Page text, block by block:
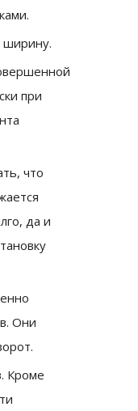
ширину.
при
что
да и
Они
Кроме